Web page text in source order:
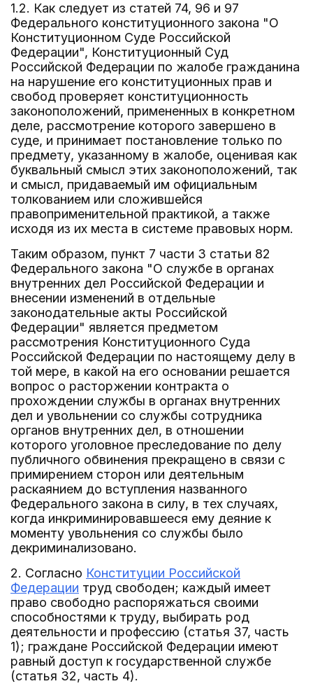
1.2. Как следует из статей 74, 96 и 97
Федерального конституционного закона "О
Конституционном Суде Российской
Федерации", Конституционный Суд
Российской Федерации по жалобе гражданина
на нарушение его конституционных прав и
свобод проверяет конституционность
законоположений, примененных в конкретном
деле, рассмотрение которого завершено в
суде, и принимает постановление только по
предмету, указанному в жалобе, оценивая как
буквальный смысл этих законоположений, так
и смысл, придаваемый им официальным
толкованием или сложившейся
правоприменительной практикой, а также
исходя из их места в системе правовых норм.
Таким образом, пункт 7 части 3 статьи 82
Федерального закона "О службе в органах
внутренних дел Российской Федерации и
внесении изменений в отдельные
законодательные акты Российской
Федерации" является предметом
рассмотрения Конституционного Суда
Российской Федерации по настоящему делу в
той мере, в какой на его основании решается
вопрос о расторжении контракта о
прохождении службы в органах внутренних
дел и увольнении со службы сотрудника
органов внутренних дел, в отношении
которого уголовное преследование по делу
публичного обвинения прекращено в связи с
примирением сторон или деятельным
раскаянием до вступления названного
Федерального закона в силу, в тех случаях,
когда инкриминировавшееся ему деяние к
моменту увольнения со службы было
декриминализовано.
2. Согласно Конституции Российской
Федерации труд свободен; каждый имеет
право свободно распоряжаться своими
способностями к труду, выбирать род
деятельности и профессию (статья 37, часть
1); граждане Российской Федерации имеют
равный доступ к государственной службе
(статья 32, часть 4).